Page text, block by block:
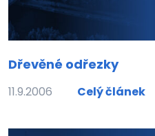
Dřevěné odřezky
11.9.2006 Celý článek